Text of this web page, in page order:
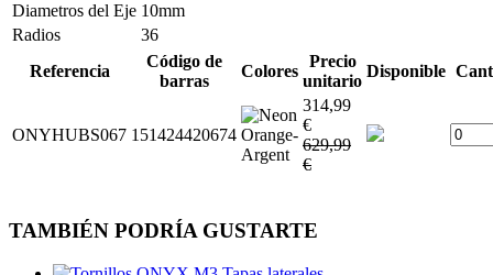
Diametros del Eje 10mm
Radios
36
Referencia
Código de
barras
Colores
Precio
unitario
Disponible
ONYHUBS067 151424420674
314,99
€
629,99
€
TAMBIÉN PODRÍA GUSTARTE